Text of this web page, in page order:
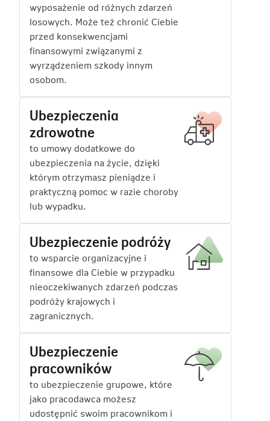
wyposażenie od różnych zdarzeń
losowych. Może też chronić Ciebie
przed konsekwencjami
finansowymi związanymi z
wyrządzeniem szkody innym
osobom.
Ubezpieczenia
zdrowotne
to umowy dodatkowe do
ubezpieczenia na życie, dzięki
którym otrzymasz pieniądze i
praktyczną pomoc w razie choroby
lub wypadku.
Ubezpieczenie podróży
to wsparcie organizacyjne i
finansowe dla Ciebie w przypadku
nieoczekiwanych zdarzeń podczas
podróży krajowych i
zagranicznych.
Ubezpieczenie
pracowników
to ubezpieczenie grupowe, które
jako pracodawca możesz
udostępnić swoim pracownikom i